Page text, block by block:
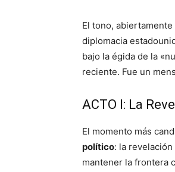
El tono,
diplomacia
bajo la égida de la
reciente. Fue un
ACTO I: La
El momento más
político: la
mantener la frontera